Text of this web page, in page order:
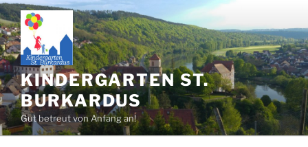
Zum
Inhalt
springen
KINDERGARTEN ST.
BURKARDUS
Gut betreut von Anfang an!